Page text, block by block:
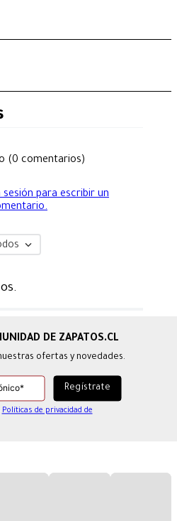
(0 comentarios)
para escribir un
ofertas y novedades.
Políticas de privacidad de